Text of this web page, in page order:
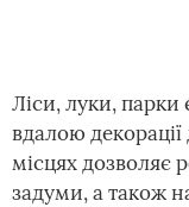
Ліси, луки,
вдалою
місцях дозволяє
задуми, а також